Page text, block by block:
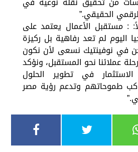
الحقيقي.”
: مستقبل الأعمال يعتمد على
اليوم لم تعد رفاهية بل ركيزة
في نوفينتيك نسعى لأن نكون
عملائنا نحو المستقبل، ونؤكد
الاستثمار في تطوير الحلول
طموحاتهم وتدعم رؤية مصر